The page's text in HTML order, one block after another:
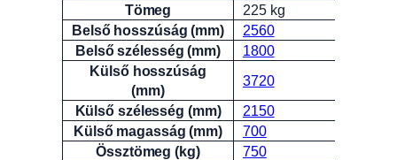
Attribútumok Érték
Tömeg
225 kg
Belső hosszúság (mm)
2560
Belső szélesség (mm)
1800
Külső hosszúság
(mm)
3720
Külső szélesség (mm)
2150
Külső magasság (mm)
700
Össztömeg (kg)
750